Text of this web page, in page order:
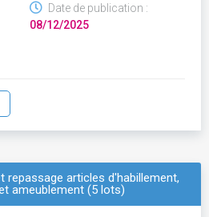
Date de publication :
08/12/2025
repassage articles d'habillement,
ameublement (5 lots)